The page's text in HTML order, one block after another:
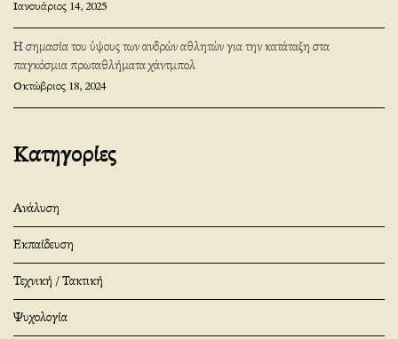
Ιανουάριος 14, 2025
Η σημασία του ύψους των ανδρών αθλητών για την κατάταξη στα
παγκόσμια πρωταθλήματα χάντμπολ
Οκτώβριος 18, 2024
Κατηγορίες
Ανάλυση
Εκπαίδευση
Τεχνική / Τακτική
Ψυχολογία